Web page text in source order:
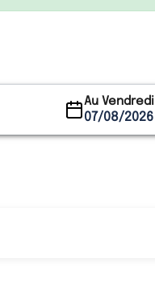
Au Vendredi
07/08/2026